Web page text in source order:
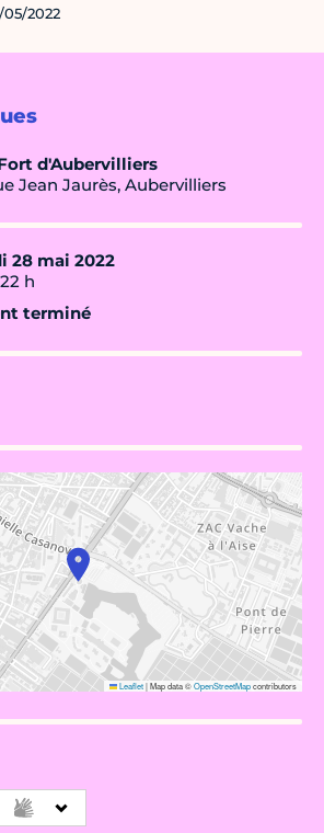
d'Aubervilliers
Jean Jaurès, Aubervilliers
28 mai 2022
h
terminé
Leaflet|Map data ©OpenStreetMapcontributors
2022